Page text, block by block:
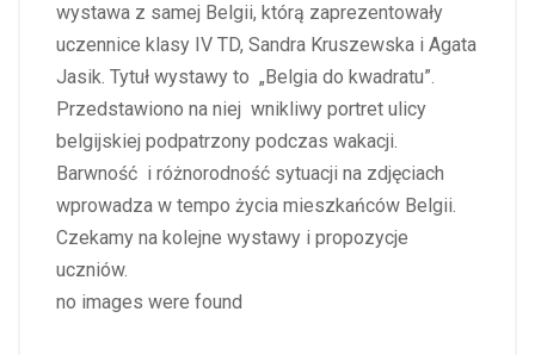
wystawa z samej Belgii, którą zaprezentowały
uczennice klasy IV TD, Sandra Kruszewska i Agata
Jasik. Tytuł wystawy to „Belgia do kwadratu”.
Przedstawiono na niej wnikliwy portret ulicy
belgijskiej podpatrzony podczas wakacji.
Barwność i różnorodność sytuacji na zdjęciach
wprowadza w tempo życia mieszkańców Belgii.
Czekamy na kolejne wystawy i propozycje
uczniów.
no images were found